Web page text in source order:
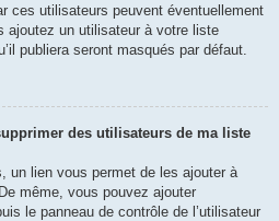
ces utilisateurs peuvent éventuellement
ajoutez un utilisateur à votre liste
publiera seront masqués par défaut.
des utilisateurs de ma liste
un lien vous permet de les ajouter à
même, vous pouvez ajouter
le panneau de contrôle de l’utilisateur